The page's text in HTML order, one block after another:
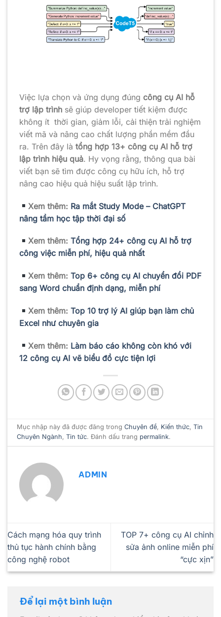
Việc lựa chọn và ứng dụng đúng công cụ AI hỗ
trợ lập trình sẽ giúp developer tiết kiệm được
không ít thời gian, giảm lỗi, cải thiện trải nghiệm
viết mã và nâng cao chất lượng phần mềm đầu
ra. Trên đây là tổng hợp 13+ công cụ AI hỗ trợ
lập trình hiệu quả. Hy vọng rằng, thông qua bài
viết bạn sẽ tìm được công cụ hữu ích, hỗ trợ
nâng cao hiệu quả hiệu suất lập trình.
Xem thêm: Ra mắt Study Mode – ChatGPT
nâng tầm học tập thời đại số
Xem thêm:Tổng hợp 24+ công cụ AI hỗ trợ
công việc miễn phí, hiệu quả nhất
Xem thêm:Top 6+ công cụ AI chuyển đổi PDF
sang Word chuẩn định dạng, miễn phí
Xem thêm:Top 10 trợ lý AI giúp bạn làm chủ
Excel như chuyên gia
Xem thêm: Làm báo cáo không còn khó với
12 công cụ AI vẽ biểu đồ cực tiện lợi
Mục nhập này đã được đăng trongChuyên đề, Kiến thức,Tin
Chuyên Ngành,Tin tức. Đánh dấu trang permalink.
ADMIN
Cách mạng hóa quy trình
thủ tục hành chính bằng
công nghệ robot
TOP 7+ công cụ AI chỉnh
sửa ảnh online miễn phí
“cực xịn”
Để lại một bình luận